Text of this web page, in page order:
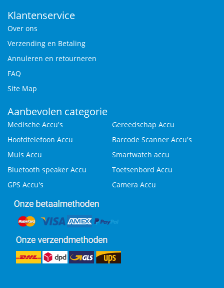
Klantenservice
Over ons
Verzending en Betaling
Annuleren en retourneren
FAQ
Site Map
Aanbevolen categorie
Medische Accu's
Gereedschap Accu
Hoofdtelefoon Accu
Barcode Scanner Accu's
Muis Accu
Smartwatch accu
Bluetooth speaker Accu
Toetsenbord Accu
GPS Accu's
Camera Accu